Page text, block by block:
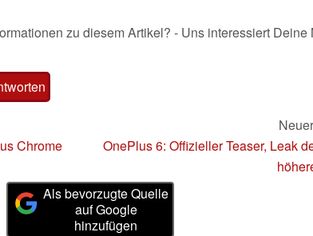
zu diesem Artikel? - Uns interessiert Deine
Chrome
OnePlus 6: Offizieller Teaser, Leak
Als bevorzugte Quelle
auf Google
hinzufügen